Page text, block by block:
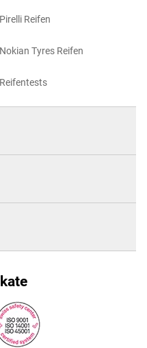
Pirelli Reifen
Nokian Tyres Reifen
Reifentests